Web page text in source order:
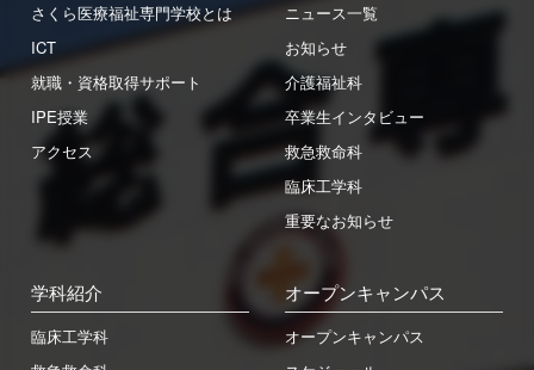
さくら医療福祉専門学校とは
ICT
就職・資格取得サポート
IPE授業
アクセス
ニュース一覧
お知らせ
介護福祉科
卒業生インタビュー
救急救命科
臨床工学科
重要なお知らせ
学科紹介
臨床工学科
オープンキャンパス
オープンキャンパス